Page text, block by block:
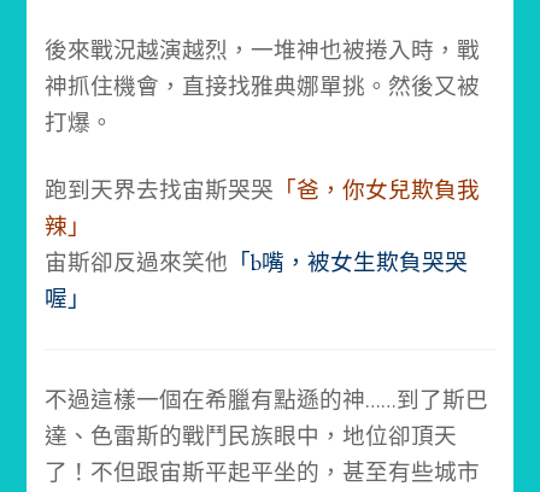
後來戰況越演越烈，一堆神也被捲入時，戰
神抓住機會，直接找雅典娜單挑。 然後又被
打爆。
跑到天界去找宙斯哭哭 「爸，你女兒欺負我
辣」
宙斯卻反過來笑他 「b嘴，被女生欺負哭哭
喔」
不過這樣一個在希臘有點遜的神……到了斯巴
達、色雷斯的戰鬥民族眼中，地位卻頂天
了！ 不但跟宙斯平起平坐的，甚至有些城市